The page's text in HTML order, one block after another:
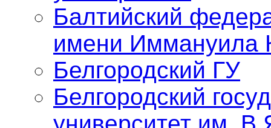
Балтийский
имени Иммануила
Белгородский ГУ
Белгородский